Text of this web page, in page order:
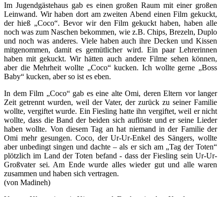
Im Jugendgästehaus gab es einen großen Raum mit einer großen
Leinwand. Wir haben dort am zweiten Abend einen Film gekuckt,
der hieß „Coco“. Bevor wir den Film gekuckt haben, haben alle
noch was zum Naschen bekommen, wie z.B. Chips, Brezeln, Duplo
und noch was anderes. Viele haben auch ihre Decken und Kissen
mitgenommen, damit es gemütlicher wird. Ein paar Lehrerinnen
haben mit gekuckt. Wir hätten auch andere Filme sehen können,
aber die Mehrheit wollte „Coco“ kucken. Ich wollte gerne „Boss
Baby“ kucken, aber so ist es eben.
In dem Film „Coco“ gab es eine alte Omi, deren Eltern vor langer
Zeit getrennt wurden, weil der Vater, der zurück zu seiner Familie
wollte, vergiftet wurde. Ein Fiesling hatte ihn vergiftet, weil er nicht
wollte, dass die Band der beiden sich auflöste und er seine Lieder
haben wollte. Von diesem Tag an hat niemand in der Familie der
Omi mehr gesungen. Coco, der Ur-Ur-Enkel des Sängers, wollte
aber unbedingt singen und dachte – als er sich am „Tag der Toten“
plötzlich im Land der Toten befand - dass der Fiesling sein Ur-Ur-
Großvater sei. Am Ende wurde alles wieder gut und alle waren
zusammen und haben sich vertragen.
(von Madineh)